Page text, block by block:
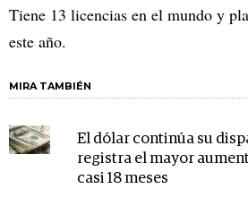
Tiene 13 licencias en el mundo y
este año.
MIRA TAMBIÉN
El dólar continúa su
registra el mayor
casi 18 meses